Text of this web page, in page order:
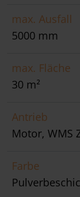
max. Ausfall
5000 mm
max. Fläche
30 m²
Antrieb
Motor, WMS
Farbe